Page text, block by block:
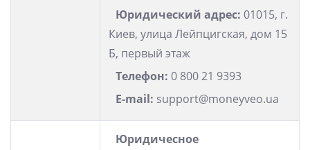
Юридический адрес: 01015, г.
Киев, улица Лейпцигская, дом 15
Б, первый этаж
Телефон: 0 800 21 9393
E-mail: support@moneyveo.ua
Юридичесное